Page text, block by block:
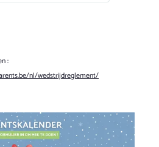
:
nl/wedstrijdreglement/